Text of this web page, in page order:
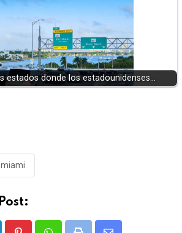
estados donde los estadounidenses…